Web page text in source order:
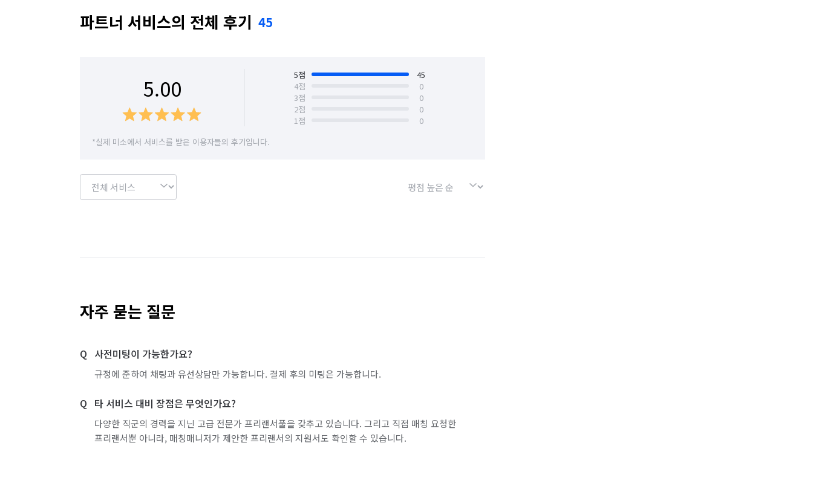
깨끗함이 필요한 순간,
에브리띵클린이 함께하겠습니다😊
믿고 맡겨주시면 깨끗하게 잘 작업 해드리겠습니다^^
인천 강화군 인천 계양구 인천 남구
경기 화성시 동탄구 경기 화성시 효행구
경기 화성시 만세구 경기 화성시 병점구
파트너 서비스의 전체 후기 45
5.00 5점
45
4점
0
3점
0
2점
0
1점
0
*실제 미소에서 서비스를 받은 이용자들의 후기입니다.
자주 묻는 질문
사전미팅이 가능한가요?
규정에 준하여 채팅과 유선상담만 가능합니다. 결제 후의 미팅은 가능합니다.
타 서비스 대비 장점은 무엇인가요?
다양한 직군의 경력을 지닌 고급 전문가 프리랜서풀을 갖추고 있습니다. 그리고 직접 매칭 요청한
프리랜서뿐 아니라, 매칭매니저가 제안한 프리랜서의 지원서도 확인할 수 있습니다.